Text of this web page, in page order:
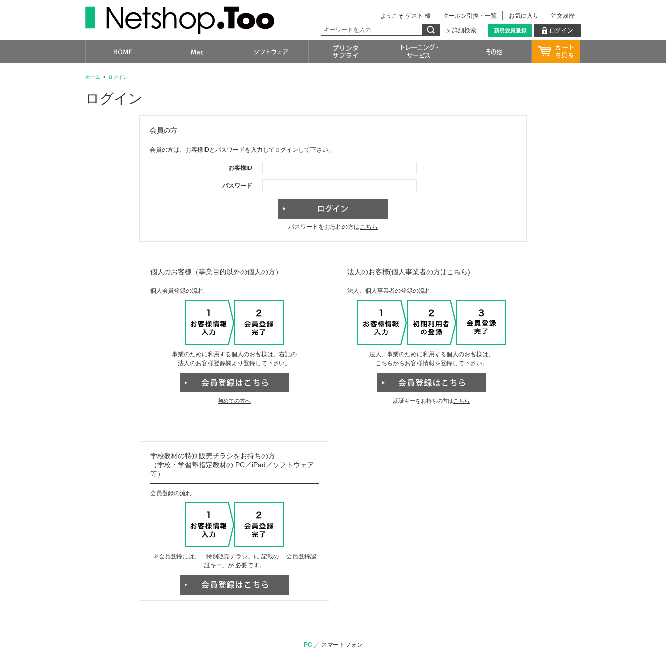
注文履歴
お気に入り
クーポン引換・一覧
ようこそ ゲスト 様
詳細検索
ホーム > ログイン
ログイン
会員の方
会員の方は、お客様IDとパスワードを入力してログインして下さい。
お客様ID
パスワード
パスワードをお忘れの方はこちら
個人のお客様（事業目的以外の個人の方）
個人会員登録の流れ
事業のために利用する個人のお客様は、右記の
法人のお客様登録欄より登録して下さい。
初めての方へ
法人のお客様(個人事業者の方はこちら)
法人、個人事業者の登録の流れ
法人、事業のために利用する個人のお客様は、
こちらからお客様情報を登録して下さい。
認証キーをお持ちの方は こちら
学校教材の特別販売チラシをお持ちの方
（学校・学習塾指定教材の PC／iPad／ソフトウェア
等）
会員登録の流れ
※会員登録には、「特別販売チラシ」に 記載の 「会員登録認
証キー」が 必要です。
PC／ スマートフォン